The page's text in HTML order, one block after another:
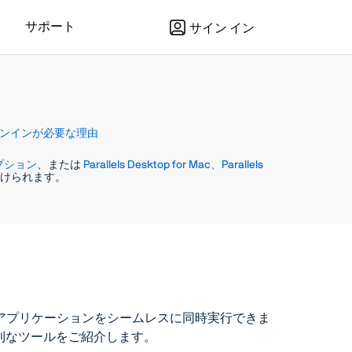
サポート サイン イン
インが必要な理由
ション、または Parallels Desktop for Mac、Parallels
られます。
リケーションをシームレスに同時実行できま
ツールをご紹介します。